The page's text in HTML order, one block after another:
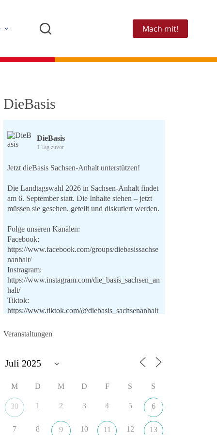
Mach mit!
DieBasis
DieBasis
1 Tag zuvor
Jetzt dieBasis Sachsen-Anhalt unterstützen!
Die Landtagswahl 2026 in Sachsen-Anhalt findet
am 6. September statt. Die Inhalte stehen – jetzt
müssen sie gesehen, geteilt und diskutiert werden.
Folge unseren Kanälen:
Facebook:
https://www.facebook.com/groups/diebasissachse
nanhalt/
Instragram:
https://www.instagram.com/die_basis_sachsen_an
halt/
Tiktok:
https://www.tiktok.com/@diebasis_sachsenanhalt
Youtube:
🟩🟩🟦🟦🟥🟥🟧🟧
Like, teile und kommentiere unsere Beiträge,
wir stehen und warum es sich lohnt, dieBasis zu
wählen.
https://diebasis-st.de/wahlprogramm/
Veranstaltungen
M D M D F S S
30 1 2 3 4 5 6
7 8 9 10 11 12 13